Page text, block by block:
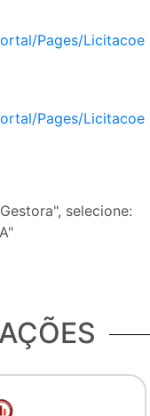
Pages/Licitacoe
Pages/Licitacoe
selecione: